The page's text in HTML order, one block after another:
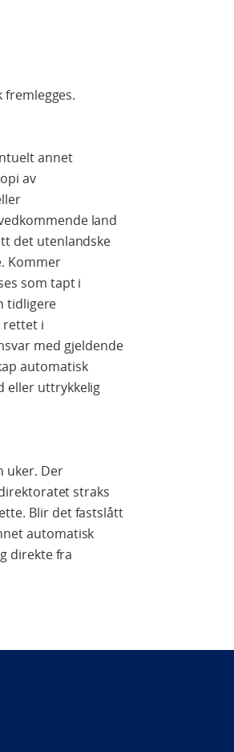
annet
av
land
det utenlandske
Kommer
som tapt i
tidligere
rettet i
med gjeldende
automatisk
eller uttrykkelig
uker. Der
straks
Blir det fastslått
automatisk
direkte fra